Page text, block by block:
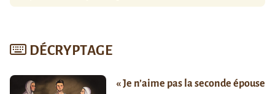
DÉCRYPTAGE
« Je n’aime pas la seconde épouse